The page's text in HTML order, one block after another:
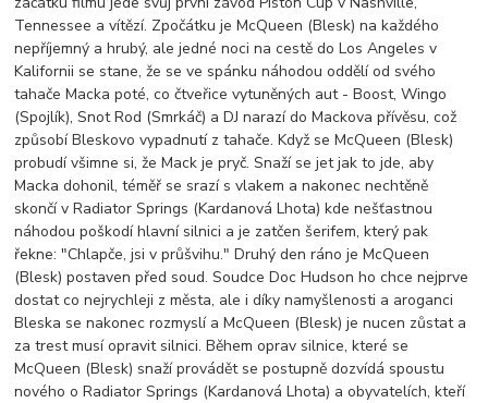
Tennessee a vítězí. Zpočátku je McQueen (Blesk) na každého
nepříjemný a hrubý, ale jedné noci na cestě do Los Angeles v
Kalifornii se stane, že se ve spánku náhodou oddělí od svého
tahače Macka poté, co čtveřice vytuněných aut - Boost, Wingo
(Spojlík), Snot Rod (Smrkáč) a DJ narazí do Mackova přívěsu, což
způsobí Bleskovo vypadnutí z tahače. Když se McQueen (Blesk)
probudí všimne si, že Mack je pryč. Snaží se jet jak to jde, aby
Macka dohonil, téměř se srazí s vlakem a nakonec nechtěně
skončí v Radiator Springs (Kardanová Lhota) kde nešťastnou
náhodou poškodí hlavní silnici a je zatčen šerifem, který pak
řekne: "Chlapče, jsi v průšvihu." Druhý den ráno je McQueen
(Blesk) postaven před soud. Soudce Doc Hudson ho chce nejprve
dostat co nejrychleji z města, ale i díky namyšlenosti a aroganci
Bleska se nakonec rozmyslí a McQueen (Blesk) je nucen zůstat a
za trest musí opravit silnici. Během oprav silnice, které se
McQueen (Blesk) snaží provádět se postupně dozvídá spoustu
nového o Radiator Springs (Kardanová Lhota) a obyvatelích, kteří